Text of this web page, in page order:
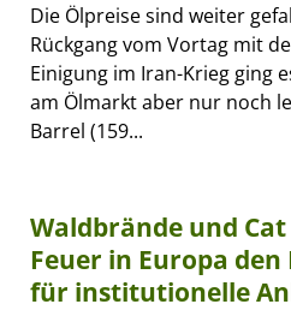
Die Ölpreise sind weiter
Rückgang vom Vortag mit
Einigung im Iran-Krieg ging
am Ölmarkt aber nur noch
Barrel (159...
Waldbrände und Cat
Feuer in Europa
für institutionelle